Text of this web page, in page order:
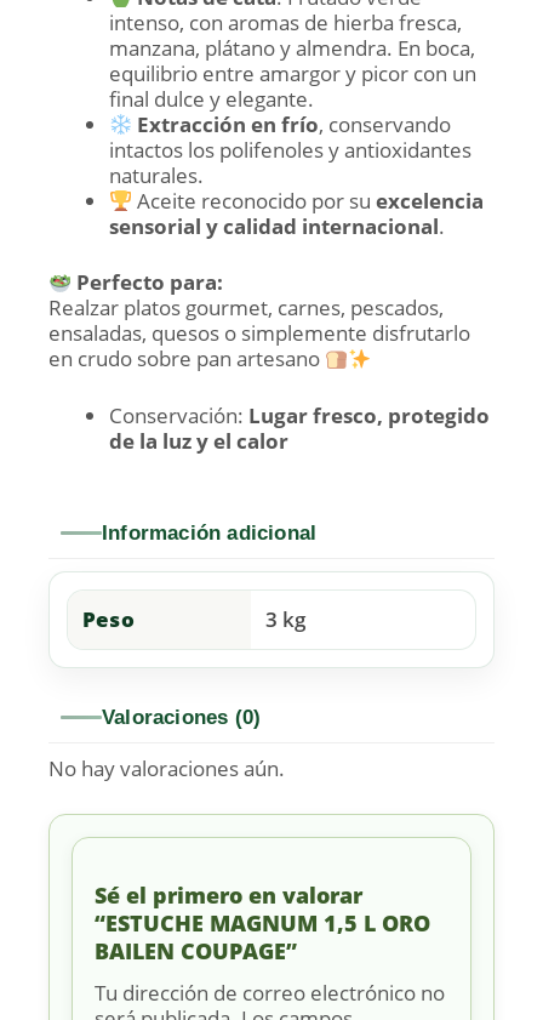
intenso, con aromas de hierba fresca,
manzana, plátano y almendra. En boca,
equilibrio entre amargor y picor con un
final dulce y elegante.
Extracción en frío, conservando
intactos los polifenoles y antioxidantes
naturales.
Aceite reconocido por su excelencia
sensorial y calidad internacional.
Perfecto para:
Realzar platos gourmet, carnes, pescados,
ensaladas, quesos o simplemente disfrutarlo
en crudo sobre pan artesano
Conservación: Lugar fresco, protegido
de la luz y el calor
Información adicional
Peso 3 kg
Valoraciones (0)
No hay valoraciones aún.
Sé el primero en valorar
“ESTUCHE MAGNUM 1,5 L ORO
BAILEN COUPAGE”
Tu dirección de correo electrónico no